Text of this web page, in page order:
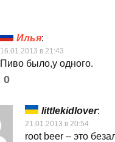
Илья:
16.01.2013 в 21:43
Пиво было,у одного.
0
littlekidlover:
21.01.2013 в 20:54
root beer – это